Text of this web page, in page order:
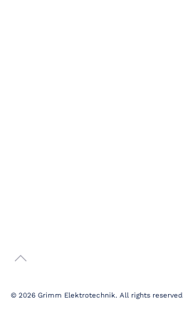
© 2026 Grimm Elektrotechnik. All rights reserved.